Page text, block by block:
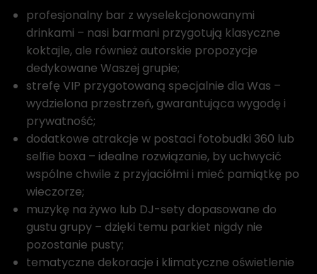
profesjonalny bar z wyselekcjonowanymi
drinkami – nasi barmani przygotują klasyczne
koktajle, ale również autorskie propozycje
dedykowane Waszej grupie;
strefę VIP przygotowaną specjalnie dla Was –
wydzielona przestrzeń, gwarantująca wygodę i
prywatność;
dodatkowe atrakcje w postaci fotobudki 360 lub
selfie boxa – idealne rozwiązanie, by uchwycić
wspólne chwile z przyjaciółmi i mieć pamiątkę po
wieczorze;
muzykę na żywo lub DJ-sety dopasowane do
gustu grupy – dzięki temu parkiet nigdy nie
pozostanie pusty;
tematyczne dekoracje i klimatyczne oświetlenie